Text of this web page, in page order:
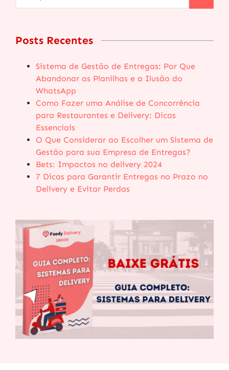
Posts Recentes
Sistema de Gestão de Entregas: Por Que
Abandonar as Planilhas e a Ilusão do
WhatsApp
Como Fazer uma Análise de Concorrência
para Restaurantes e Delivery: Dicas
Essenciais
O Que Considerar ao Escolher um Sistema de
Gestão para sua Empresa de Entregas?
Bets: Impactos no delivery 2024
7 Dicas para Garantir Entregas no Prazo no
Delivery e Evitar Perdas